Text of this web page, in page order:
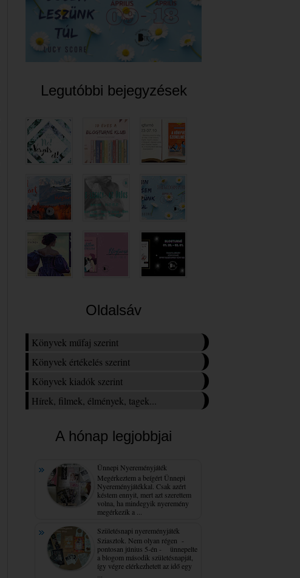
Legutóbbi bejegyzések
Oldalsáv
Könyvek műfaj szerint
Könyvek értékelés szerint
Könyvek kiadók szerint
Hírek, filmek, élmények, tagek...
A hónap legjobbjai
Ünnepi Nyereményjáték
Megérkeztem a beígért Ünnepi
Nyereményjátékkal. Csak azért
késtem ennyit, mert azt szerettem
volna, ha mindegyik nyeremény
megérkezik a ...
Születésnapi nyereményjáték
Sziasztok. Nem olyan régen -
pontosan június 5-én - ünnepelte
a blogom második születésnapját,
így végre elérkezhetett az idő egy